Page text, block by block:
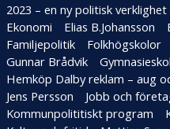
2023 – en ny politisk verklighet
Ekonomi
Elias B.Johansson
Familjepolitik
Folkhögskolor
Gunnar Brådvik
Hemköp Dalby reklam – aug
Jens Persson
Jobb och
Kommunpolititiskt program